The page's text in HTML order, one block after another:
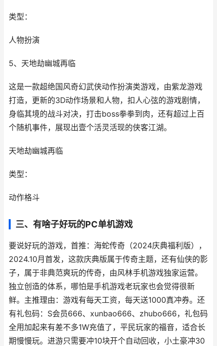
类型：
人物扮演
5、天地劫幽城再临
这是一款超绝国风奇幻武侠动作扮演类游戏，由紫龙游戏
打造，更新的3D动作场景和人物，扣人心弦的游戏剧情，
身临其境的战斗对决，打击boss拳拳到肉，还有超过上百
个随机事件，展现出壹个活灵活现的侠客江湖。
天地劫幽城再临
类型：
动作格斗
三、有啥子好玩的PC单机游戏
要说好玩的游戏，首推：海蛇传奇（2024庆典福利版），
2024.10月首发，这款庆典版属于传奇主题，还有仙侠的影
子，属于非典范爽玩的传奇，由风林手机游戏独家运营。
独立创造的体系，哪怕是手机游戏老玩家也会觉得很新
鲜。主推理由：游戏有每天工资，每天送1000真冲券。还
有礼包码：S会员666、xunbao666、zhubo666，礼包码
全用加起来有差不多1W充值了，平民玩家的福音，适合长
期慢慢玩。进游只需要冲10块开个自动回收，小土豪冲30